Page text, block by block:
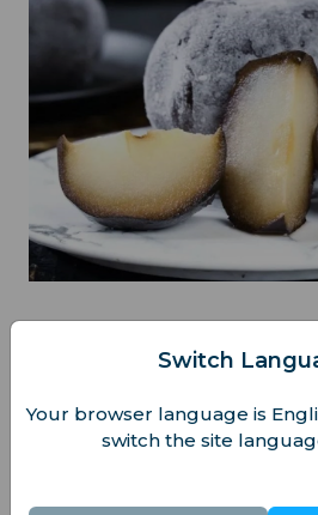
ville est réputée pour sa
Switch
Your browser language is
switch the site